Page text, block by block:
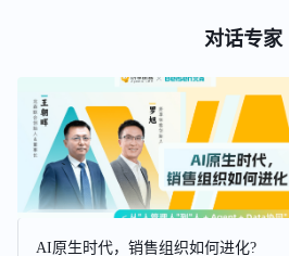
对话专家
AI原生时代，销售组织如何进化?